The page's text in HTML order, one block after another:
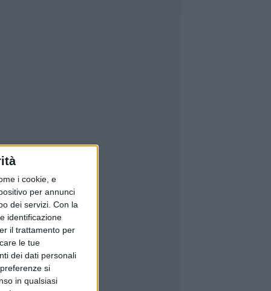
i cookie, e
per annunci
dei servizi. Con la
identificazione
il trattamento per
le tue
dei dati personali
si
in qualsiasi